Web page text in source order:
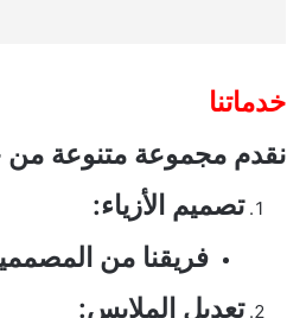
خدماتنا
نقدم مجموعة متنوعة
تصميم الأزياء:
فريقنا من
تعديل الملابس: